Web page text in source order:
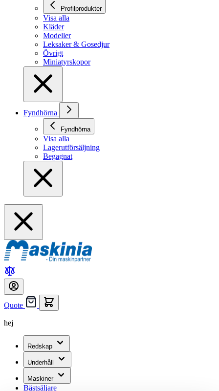
Profilprodukter
Visa alla
Kläder
Modeller
Leksaker & Gosedjur
Övrigt
Miniatyrskopor
Fyndhörna
Fyndhörna
Visa alla
Lagerutförsäljning
Begagnat
Quote
hej
Redskap
Underhåll
Maskiner
Bästsäljare